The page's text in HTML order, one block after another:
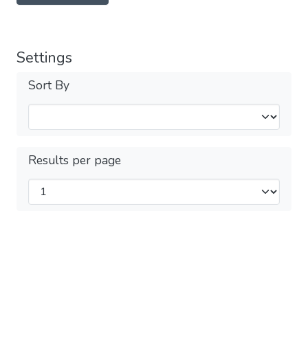
Settings
Sort By
Results per page